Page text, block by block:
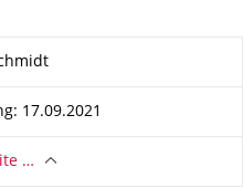
17.09.2021
…